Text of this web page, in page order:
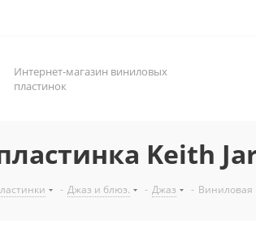
Интернет-магазин виниловых
пластинок
Keith
- Джаз и блюз. - Джаз - Виниловая